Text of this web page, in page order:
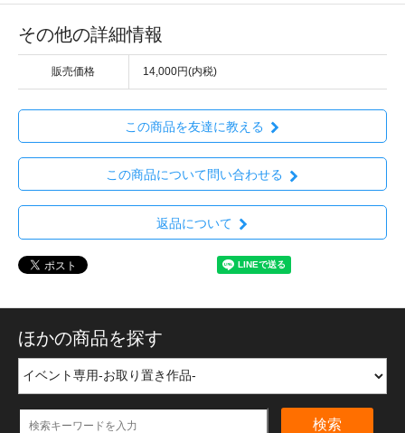
その他の詳細情報
販売価格 14,000円(内税)
この商品を友達に教える
この商品について問い合わせる
返品について
ほかの商品を探す
検索